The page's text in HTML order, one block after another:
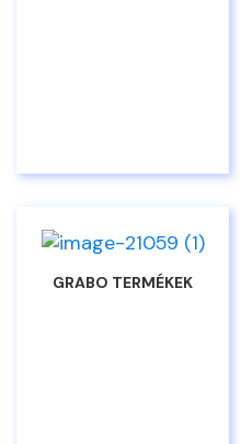
GRABO TERMÉKEK